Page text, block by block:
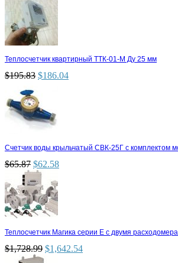
Теплосчетчик квартирный ТТК-01-М Ду 25 мм
$195.83 $186.04
Счетчик воды крыльчатый СВК-25Г с комплектом
$65.87 $62.58
Теплосчетчик Магика серии Е с двумя
$1,728.99 $1,642.54